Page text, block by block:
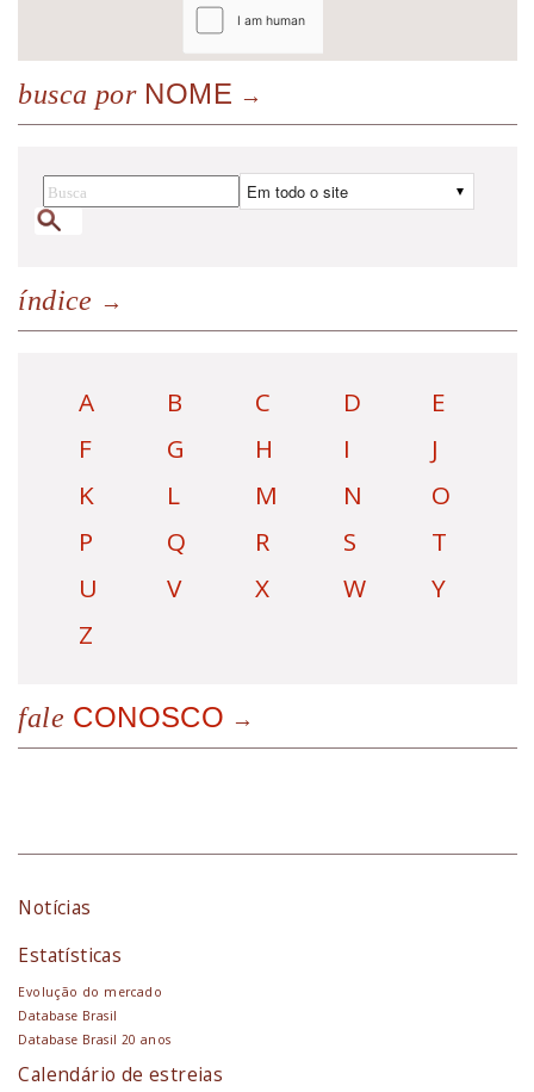
busca porNOME
índice
A B C D
E
F
G H I
J
K
L M N
O
P
Q R S
T
U
V X W
Y
Z
fale CONOSCO
Notícias
Estatísticas
Evolução do mercado
Database Brasil
Database Brasil 20 anos
Calendário de estreias